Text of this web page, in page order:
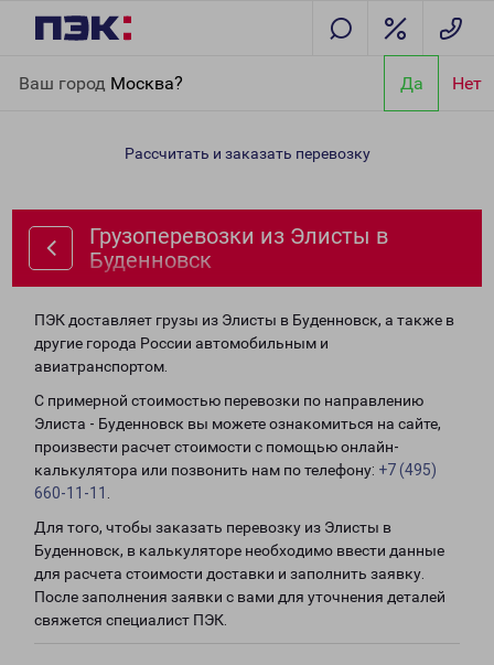
Ваш город Москва? Да Нет
Буденновск
Рассчитать и заказать перевозку
Грузоперевозки из Элисты в
Буденновск
ПЭК доставляет грузы из Элисты в Буденновск, а также в
другие города России автомобильным и
авиатранспортом.
С примерной стоимостью перевозки по направлению
Элиста - Буденновск вы можете ознакомиться на сайте,
произвести расчет стоимости с помощью онлайн-
калькулятора или позвонить нам по телефону: +7 (495)
660-11-11
Для того, чтобы заказать перевозку из Элисты в
Буденновск, в калькуляторе необходимо ввести данные
для расчета стоимости доставки и заполнить заявку.
После заполнения заявки с вами для уточнения деталей
свяжется специалист ПЭК.